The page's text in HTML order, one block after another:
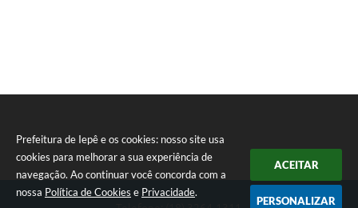
Prefeitura de Iepê e os cookies: nosso site usa
cookies para melhorar a sua experiência de
navegação. Ao continuar você concorda com a
nossa Política de Cookies e Privacidade.
ACEITAR
PERSONALIZAR